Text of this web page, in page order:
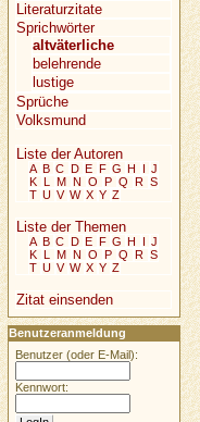
Literaturzitate
Sprichwörter
altväterliche
belehrende
lustige
Sprüche
Volksmund
Liste der Autoren
A B C D E F G H I J
K L M N O P Q R S
T U V W X Y Z
Liste der Themen
A B C D E F G H I J
K L M N O P Q R S
T U V W X Y Z
Zitat einsenden
Benutzeranmeldung
Benutzer (oder E-Mail):
Kennwort: